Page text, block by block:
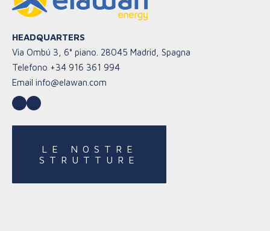
HEADQUARTERS
Via Ombú 3, 6° piano. 28045 Madrid, Spagna
Telefono +34 916 361 994
Email info@elawan.com
LinkedIn
YouTube
LE NOSTRE
STRUTTURE